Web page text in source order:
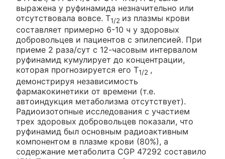
выражена у руфинамида незначительно или
отсутствовала вовсе. T1/2 из плазмы крови
составляет примерно 6-10 ч у здоровых
добровольцев и пациентов с эпилепсией. При
приеме 2 раза/сут с 12-часовым интервалом
руфинамид кумулирует до концентрации,
которая прогнозируется его T1/2 ,
демонстрируя независимость
фармакокинетики от времени (т.е.
автоиндукция метаболизма отсутствует).
Радиоизотопные исследования с участием
трех здоровых добровольцев показали, что
руфинамид был основным радиоактивным
компонентом в плазме крови (80%), а
содержание метаболита CGP 47292 составило